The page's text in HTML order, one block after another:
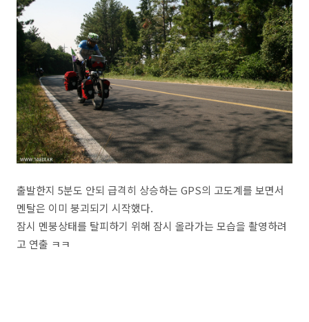
출발한지 5분도 안되 급격히 상승하는 GPS의 고도계를 보면서
멘탈은 이미 붕괴되기 시작했다.
잠시 멘붕상태를 탈피하기 위해 잠시 올라가는 모습을 촬영하려
고 연출 ㅋㅋ